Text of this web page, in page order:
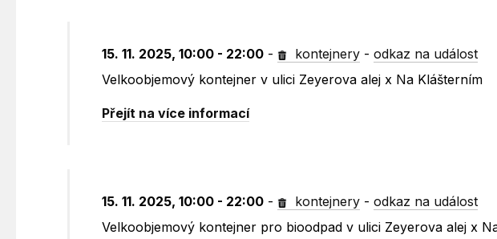
15. 11. 2025, 10:00 - 22:00 - kontejnery -odkaz na událost
Velkoobjemový kontejner v ulici Zeyerova alej x Na Klášterním
Přejít na více informací
15. 11. 2025, 10:00 - 22:00 - kontejnery -odkaz na událost
Velkoobjemový kontejner pro bioodpad v ulici Zeyerova alej x